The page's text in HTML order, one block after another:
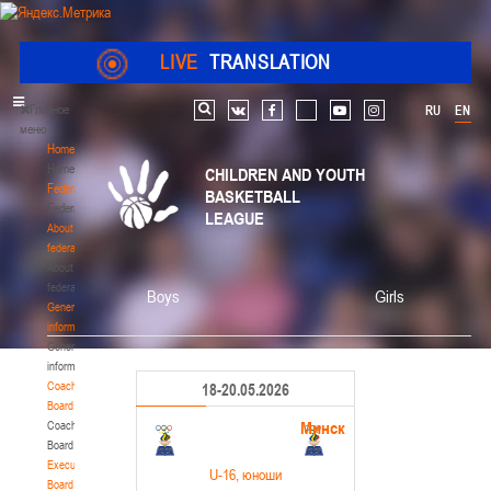
LIVE TRANSLATION
Главное
меню
Home
Home
Federation
Federation
About
federation
About
federation
General
information
General
information
Coaching
Board
Coaching
Board
Executive
Board
RU EN
Search vk facebook youtube instagram
CHILDREN AND YOUTH
BASKETBALL
LEAGUE
Boys Girls
18-20.05.2026
Минск
U-16 , юноши